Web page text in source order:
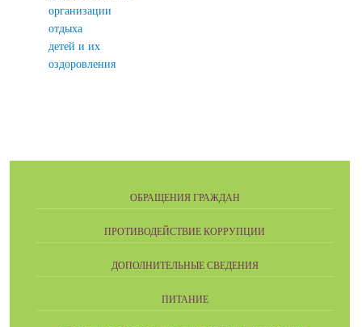
организации
отдыха
детей и их
оздоровления
ОБРАЩЕНИЯ ГРАЖДАН
ПРОТИВОДЕЙСТВИЕ КОРРУПЦИИ
ДОПОЛНИТЕЛЬНЫЕ СВЕДЕНИЯ
ПИТАНИЕ